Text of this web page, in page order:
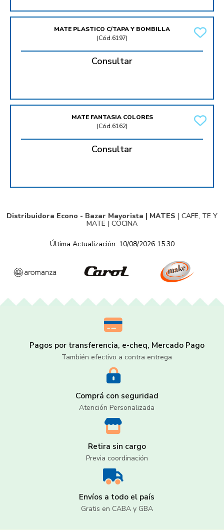
MATE PLASTICO C/TAPA Y BOMBILLA
(Cód.6197)
Consultar
MATE FANTASIA COLORES
(Cód.6162)
Consultar
Distribuidora Econo - Bazar Mayorista | MATES | CAFE, TE Y
MATE | COCINA
Última Actualización: 10/08/2026 15:30
Pagos por transferencia, e-cheq, Mercado Pago
También efectivo a contra entrega
Comprá con seguridad
Atención Personalizada
Retira sin cargo
Previa coordinación
Envíos a todo el país
Gratis en CABA y GBA